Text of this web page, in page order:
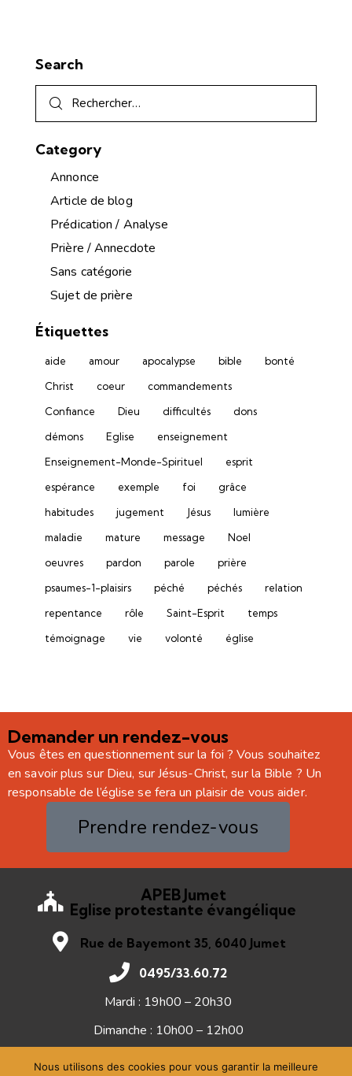
Search
Category
Annonce
Article de blog
Prédication / Analyse
Prière / Annecdote
Sans catégorie
Sujet de prière
Étiquettes
aide amour apocalypse bible
bonté
Christ
coeur
commandements
Confiance
Dieu difficultés
dons
démons
Eglise
enseignement
Enseignement-Monde-Spirituel
esprit
espérance
exemple foi
grâce
habitudes
jugement Jésus
lumière
maladie
mature message
Noel
oeuvres
pardon parole
prière
psaumes-1-plaisirs
péché péchés
relation
repentance
rôle Saint-Esprit
temps
témoignage
vie volonté église
Demander un rendez-vous
Vous êtes en questionnement sur la foi ? Vous souhaitez
en savoir plus sur Dieu, sur Jésus-Christ, sur la Bible ? Un
responsable de l’église se fera un plaisir de vous aider.
Prendre rendez-vous
APEB Jumet
Eglise protestante évangélique
Rue de Bayemont 35, 6040 Jumet
0495/33.60.72
Mardi : 19h00 – 20h30
Dimanche : 10h00 – 12h00
Nous utilisons des cookies pour vous garantir la meilleure